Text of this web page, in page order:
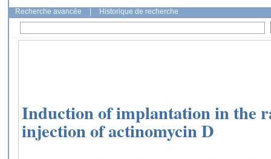
Recherche avancée Historique de recherche
Induction of implantation in the
injection of actinomycin D